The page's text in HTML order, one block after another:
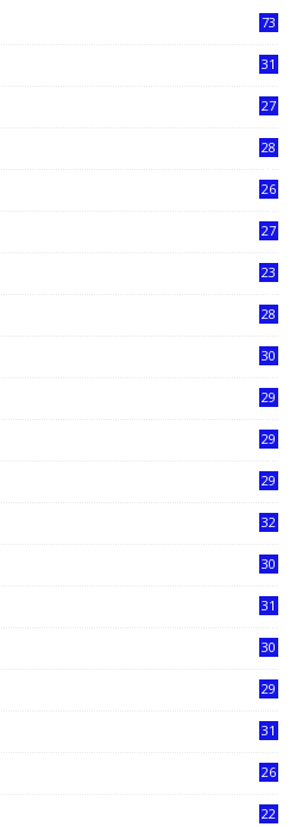
73
31
27
28
26
27
23
28
30
29
29
29
32
30
31
30
29
31
26
22